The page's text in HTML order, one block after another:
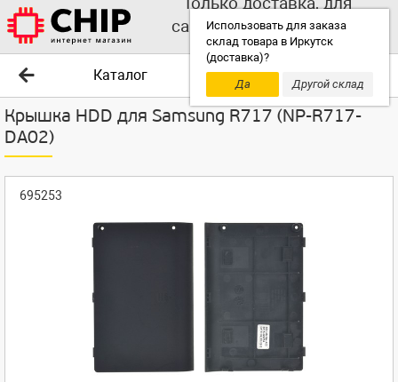
Использовать для заказа
склад товара в Иркутск
(доставка)?
Да
Другой склад
самовывоза выбирайте
другой склад!
Каталог
Крышка HDD для Samsung R717 (NP-R717-
DA02)
695253